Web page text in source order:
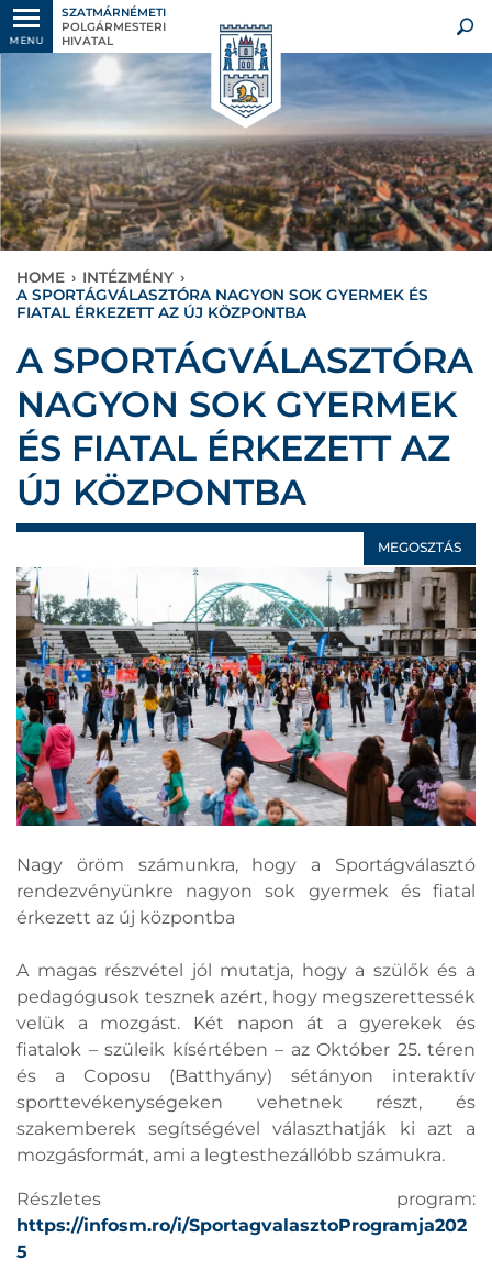
MENU
SZATMÁRNÉMETI
POLGÁRMESTERI
HIVATAL
HOME › INTÉZMÉNY ›
A SPORTÁGVÁLASZTÓRA NAGYON SOK GYERMEK ÉS
FIATAL ÉRKEZETT AZ ÚJ KÖZPONTBA
A SPORTÁGVÁLASZTÓRA
NAGYON SOK GYERMEK
ÉS FIATAL ÉRKEZETT AZ
ÚJ KÖZPONTBA
MEGOSZTÁS
Nagy öröm számunkra, hogy a Sportágválasztó
rendezvényünkre nagyon sok gyermek és fiatal
érkezett az új központba
A magas részvétel jól mutatja, hogy a szülők és a
pedagógusok tesznek azért, hogy megszerettessék
velük a mozgást. Két napon át a gyerekek és
fiatalok – szüleik kísértében – az Október 25. téren
és a Coposu (Batthyány) sétányon interaktív
sporttevékenységeken vehetnek részt, és
szakemberek segítségével választhatják ki azt a
mozgásformát, ami a legtesthezállóbb számukra.
Részletes program:
https://infosm.ro/i/SportagvalasztoProgramja202
5